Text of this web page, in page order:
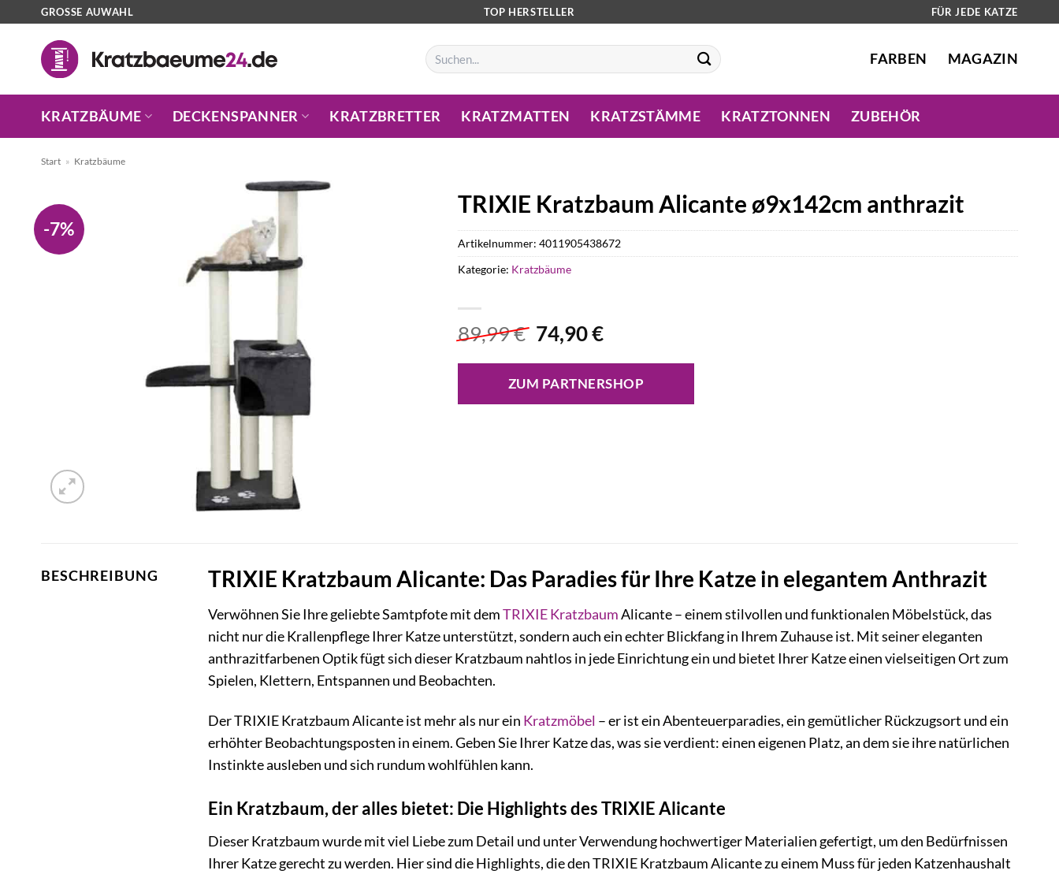
springen
GROSSE AUWAHL TOP HERSTELLER FÜR JEDE KATZE
Suchen
nach:
FARBEN MAGAZIN
KRATZBÄUME DECKENSPANNER KRATZBRETTER KRATZMATTEN KRATZSTÄMME KRATZTONNEN ZUBEHÖR
Start » Kratzbäume
-7%
TRIXIE Kratzbaum Alicante ø9x142cm anthrazit
89,99€ Ursprünglicher
war:
89,99 €
74,90€Aktueller
ist:
74,90 €.
ZUM PARTNERSHOP
Artikelnummer:4011905438672
Kategorie: Kratzbäume
BESCHREIBUNG TRIXIE Kratzbaum Alicante: Das Paradies für Ihre Katze in elegantem Anthrazit
Verwöhnen Sie Ihre geliebte Samtpfote mit demTRIXIE KratzbaumAlicante – einem stilvollen und funktionalen Möbelstück, das
nicht nur die Krallenpflege Ihrer Katze unterstützt, sondern auch ein echter Blickfang in Ihrem Zuhause ist. Mit seiner eleganten
anthrazitfarbenen Optik fügt sich dieser Kratzbaum nahtlos in jede Einrichtung ein und bietet Ihrer Katze einen vielseitigen Ort zum
Spielen, Klettern, Entspannen und Beobachten.
Der TRIXIE Kratzbaum Alicante ist mehr als nur ein Kratzmöbel – er ist ein Abenteuerparadies, ein gemütlicher Rückzugsort und ein
erhöhter Beobachtungsposten in einem. Geben Sie Ihrer Katze das, was sie verdient: einen eigenen Platz, an dem sie ihre natürlichen
Instinkte ausleben und sich rundum wohlfühlen kann.
Ein Kratzbaum, der alles bietet: Die Highlights des TRIXIE Alicante
Dieser Kratzbaum wurde mit viel Liebe zum Detail und unter Verwendung hochwertiger Materialien gefertigt, um den Bedürfnissen
Ihrer Katze gerecht zu werden. Hier sind die Highlights, die den TRIXIE Kratzbaum Alicante zu einem Muss für jeden Katzenhaushalt